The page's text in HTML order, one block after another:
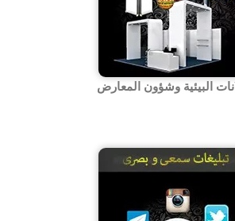
البیئیة وشؤون المعارض